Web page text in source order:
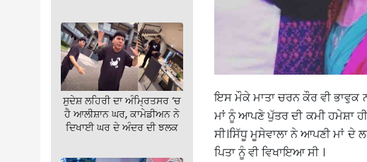
ਸੁਦੇਸ਼ ਲਹਿਰੀ ਦਾ ਅੰਮ੍ਰਿਤਸਰ ‘ਚ
ਹੈ ਆਲੀਸ਼ਾਨ ਘਰ, ਕਾਮੇਡੀਅਨ ਨੇ
ਦਿਖਾਈ ਘਰ ਦੇ ਅੰਦਰ ਦੀ ਝਲਕ
ਇਸ ਮੌਕੇ ਮਾਤਾ ਚਰਨ ਕੌਰ ਵੀ ਭਾਵੁਕ
ਮਾਂ ਨੂੰ ਆਪਣੇ ਪੁੱਤਰ ਦੀ ਕਮੀ ਹਮੇਸ਼ਾ
ਸੀ।ਸਿੱਧੂ ਮੂਸੇਵਾਲਾ ਨੇ ਆਪਣੀ ਮਾਂ ਦੇ
ਪਿਤਾ ਨੂੰ ਵੀ ਵਿਖਾਇਆ ਸੀ ।